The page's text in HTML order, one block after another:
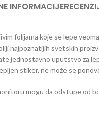
INFORMACIJE
folijama koje se lepe
najpoznatijih svetskih
jednostavno uputstvo za
stiker, ne može se
mogu da odstupe od